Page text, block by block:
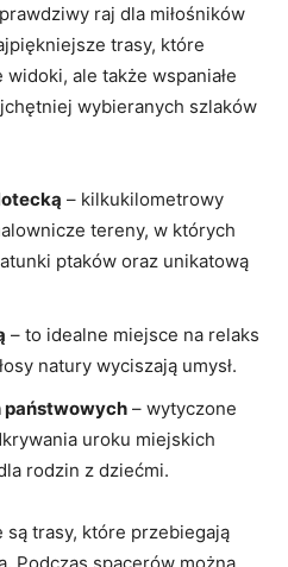
raj dla miłośników
trasy, które
ale także wspaniałe
wybieranych szlaków
– kilkukilometrowy
tereny, w których
ptaków oraz unikatową
– to idealne miejsce na relaks
natury wyciszają umysł.
państwowych – wytyczone
uroku miejskich
rodzin z dziećmi.
są trasy, które przebiegają